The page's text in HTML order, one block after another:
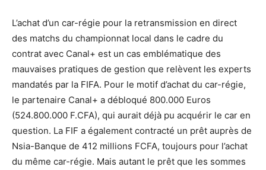
L’achat d’un car-régie pour la retransmission en direct
des matchs du championnat local dans le cadre du
contrat avec Canal+ est un cas emblématique des
mauvaises pratiques de gestion que relèvent les experts
mandatés par la FIFA. Pour le motif d’achat du car-régie,
le partenaire Canal+ a débloqué 800.000 Euros
(524.800.000 F.CFA), qui aurait déjà pu acquérir le car en
question. La FIF a également contracté un prêt auprès de
Nsia-Banque de 412 millions FCFA, toujours pour l’achat
du même car-régie. Mais autant le prêt que les sommes